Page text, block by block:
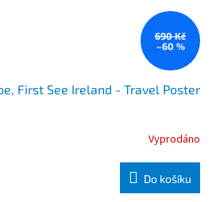
690 Kč
–60 %
First See Ireland - Travel Poster
Vyprodáno
Do košíku